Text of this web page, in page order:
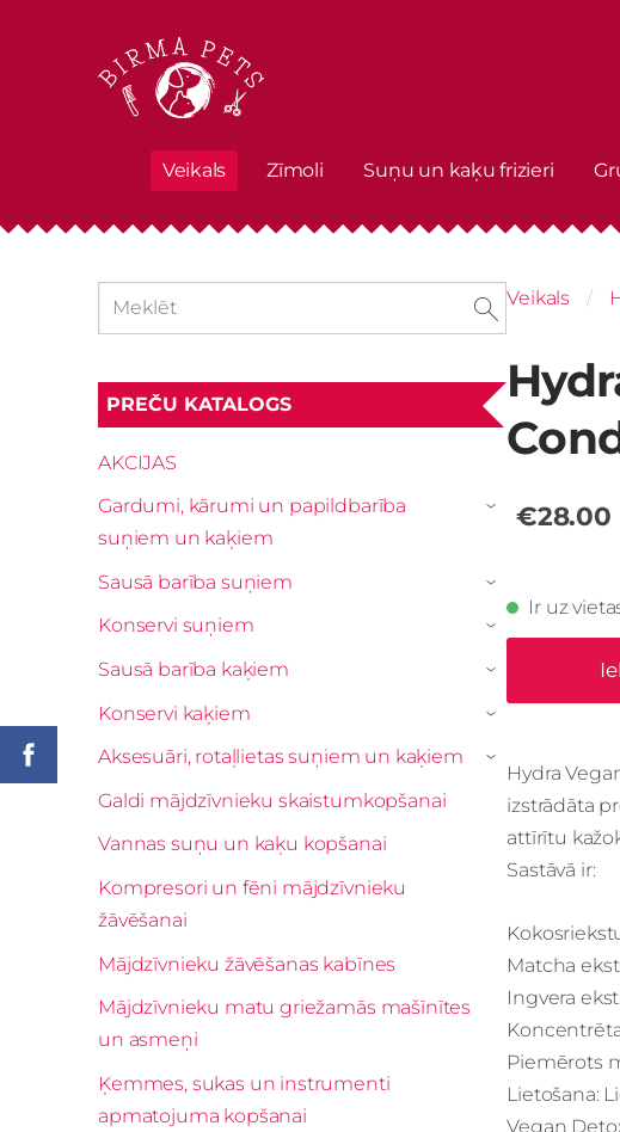
Veikals Zīmoli Suņu un kaķu frizieri
PREČU KATALOGS
AKCIJAS
Gardumi, kārumi un papildbarība
suņiem un kaķiem
›
Sausā barība suņiem ›
Konservi suņiem ›
Sausā barība kaķiem ›
Konservi kaķiem ›
Aksesuāri, rotaļlietas suņiem un kaķiem ›
Galdi mājdzīvnieku skaistumkopšanai
Vannas suņu un kaķu kopšanai
Kompresori un fēni mājdzīvnieku
žāvēšanai
Mājdzīvnieku žāvēšanas kabīnes
Mājdzīvnieku matu griežamās mašīnītes
un asmeņi
Ķemmes, sukas un instrumenti
apmatojuma kopšanai
Veikals
€28.00
Ir uz
Hydra
izstrādāta
attīrītu
Sastāvā ir:
Matcha
Ingvera
Piemērots
Lietošana:
Vegan